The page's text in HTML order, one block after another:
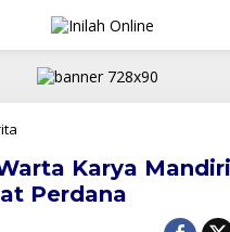
Karya
Mandiri
PWI
Karya
Perdana